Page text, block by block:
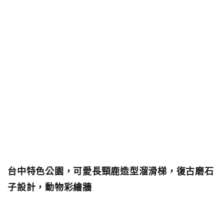
台中特色公園，可愛長頸鹿造型溜滑梯，復古磨石
子設計，動物彩繪牆